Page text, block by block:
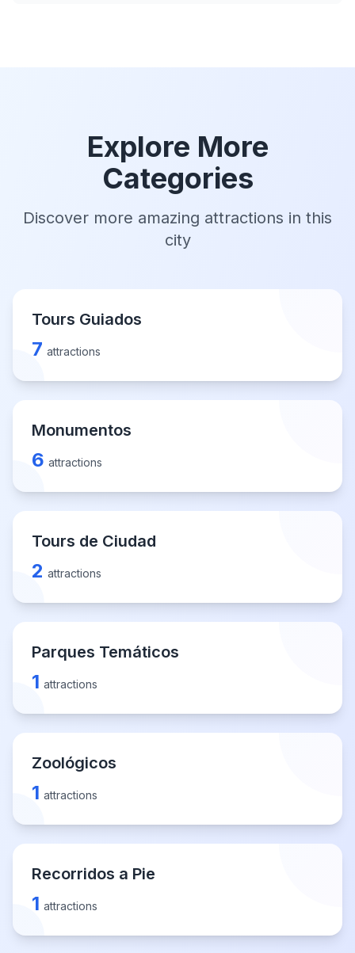
Explore More
Categories
Discover more amazing attractions in this
city
Tours Guiados
7 attractions
Monumentos
6 attractions
Tours de Ciudad
2 attractions
Parques Temáticos
1 attractions
Zoológicos
1 attractions
Recorridos a Pie
1 attractions